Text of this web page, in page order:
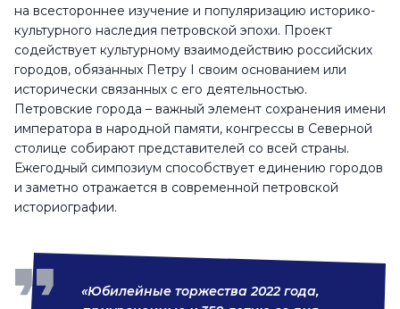
на всестороннее изучение и популяризацию историко-
культурного наследия петровской эпохи. Проект
содействует культурному взаимодействию российских
городов, обязанных Петру I своим основанием или
исторически связанных с его деятельностью.
Петровские города ­– важный элемент сохранения имени
императора в народной памяти, конгрессы в Северной
столице собирают представителей со всей страны.
Ежегодный симпозиум способствует единению городов
и заметно отражается в современной петровской
историографии.
«Юбилейные торжества 2022 года,